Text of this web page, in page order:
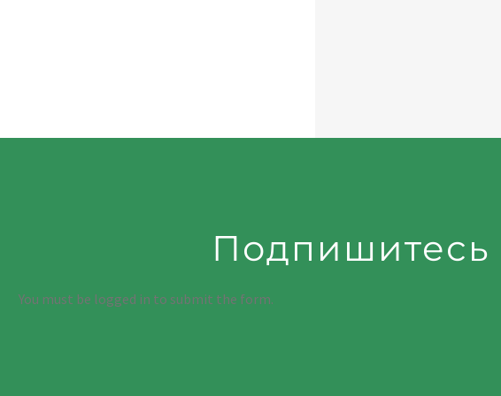
Подпишитесь
You must be logged in to submit the form.